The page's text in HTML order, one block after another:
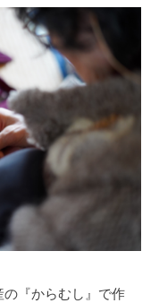
『からむし』で作